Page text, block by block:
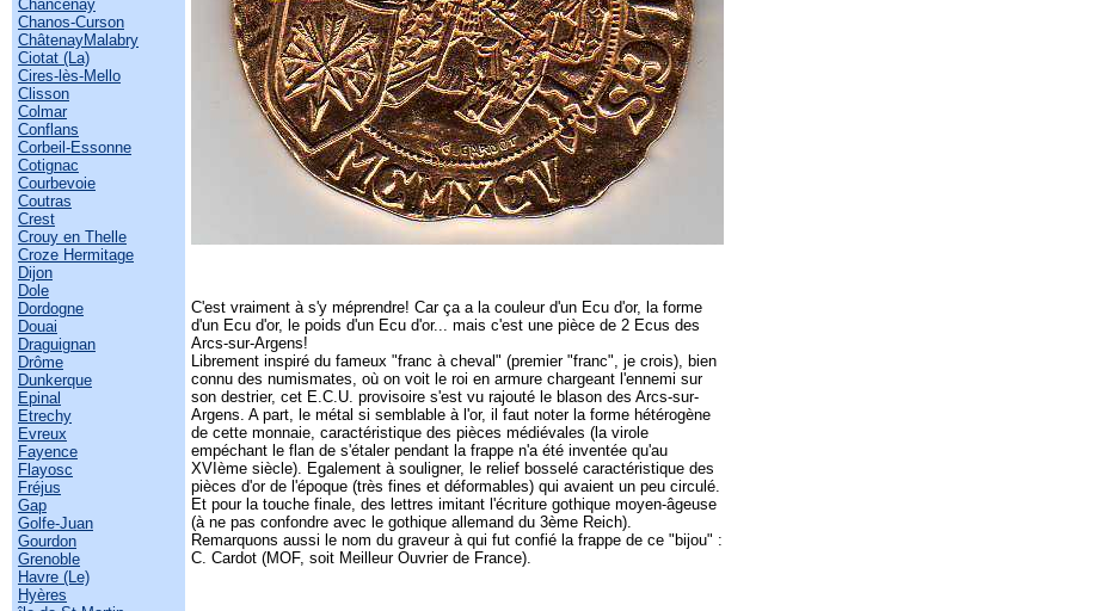
Chancenay
Chanos-Curson
ChâtenayMalabry
Ciotat (La)
Cires-lès-Mello
Clisson
Colmar
Conflans
Corbeil-Essonne
Cotignac
Courbevoie
Coutras
Crest
Crouy en Thelle
Croze Hermitage
Dijon
Dole
Dordogne
Douai
Draguignan
Drôme
Dunkerque
Epinal
Etrechy
Evreux
Fayence
Flayosc
Fréjus
Gap
Golfe-Juan
Gourdon
Grenoble
Havre (Le)
Hyères
C'est vraiment à s'y méprendre! Car ça a la couleur d'un Ecu d'or, la forme
d'un Ecu d'or, le poids d'un Ecu d'or... mais c'est une pièce de 2 Ecus des
Arcs-sur-Argens!
Librement inspiré du fameux "franc à cheval" (premier "franc", je crois), bien
connu des numismates, où on voit le roi en armure chargeant l'ennemi sur
son destrier, cet E.C.U. provisoire s'est vu rajouté le blason des Arcs-sur-
Argens. A part, le métal si semblable à l'or, il faut noter la forme hétérogène
de cette monnaie, caractéristique des pièces médiévales (la virole
empéchant le flan de s'étaler pendant la frappe n'a été inventée qu'au
XVIème siècle). Egalement à souligner, le relief bosselé caractéristique des
pièces d'or de l'époque (très fines et déformables) qui avaient un peu circulé.
Et pour la touche finale, des lettres imitant l'écriture gothique moyen-âgeuse
(à ne pas confondre avec le gothique allemand du 3ème Reich).
Remarquons aussi le nom du graveur à qui fut confié la frappe de ce "bijou" :
C. Cardot (MOF, soit Meilleur Ouvrier de France).